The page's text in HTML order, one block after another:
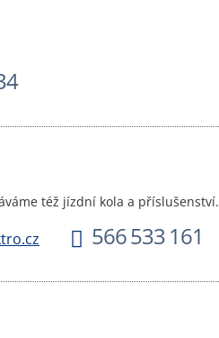
též jízdní kola a příslušenství.
566 533 161